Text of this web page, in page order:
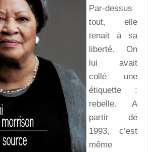
Par-dessus
tout, elle
tenait à sa
liberté. On
lui avait
collé une
étiquette :
rebelle. A
partir de
1993, c’est
même